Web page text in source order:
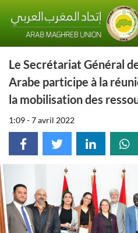
Le Secrétariat Général
Arabe participe à la
la mobilisation des
1:09 - 7 avril 2022